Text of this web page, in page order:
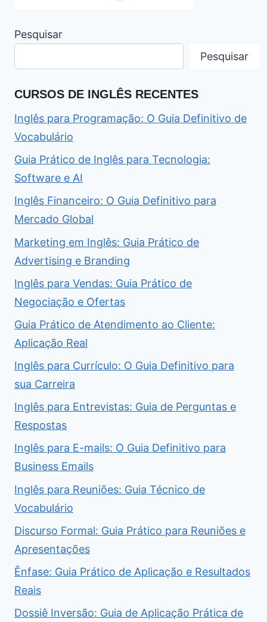
Pesquisar
Pesquisar
CURSOS DE INGLÊS RECENTES
Inglês para Programação: O Guia Definitivo de
Vocabulário
Guia Prático de Inglês para Tecnologia:
Software e AI
Inglês Financeiro: O Guia Definitivo para
Mercado Global
Marketing em Inglês: Guia Prático de
Advertising e Branding
Inglês para Vendas: Guia Prático de
Negociação e Ofertas
Guia Prático de Atendimento ao Cliente:
Aplicação Real
Inglês para Currículo: O Guia Definitivo para
sua Carreira
Inglês para Entrevistas: Guia de Perguntas e
Respostas
Inglês para E-mails: O Guia Definitivo para
Business Emails
Inglês para Reuniões: Guia Técnico de
Vocabulário
Discurso Formal: Guia Prático para Reuniões e
Apresentações
Ênfase: Guia Prático de Aplicação e Resultados
Reais
Dossiê Inversão: Guia de Aplicação Prática de